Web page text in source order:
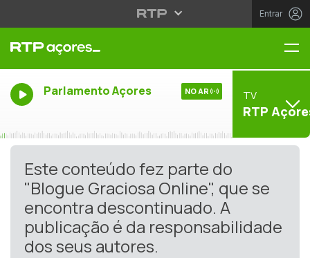
Entrar
Parlamento Açores NO AR TV
RTP
Este conteúdo fez parte do
"Blogue Graciosa Online", que se
encontra descontinuado. A
publicação é da responsabilidade
dos seus autores.